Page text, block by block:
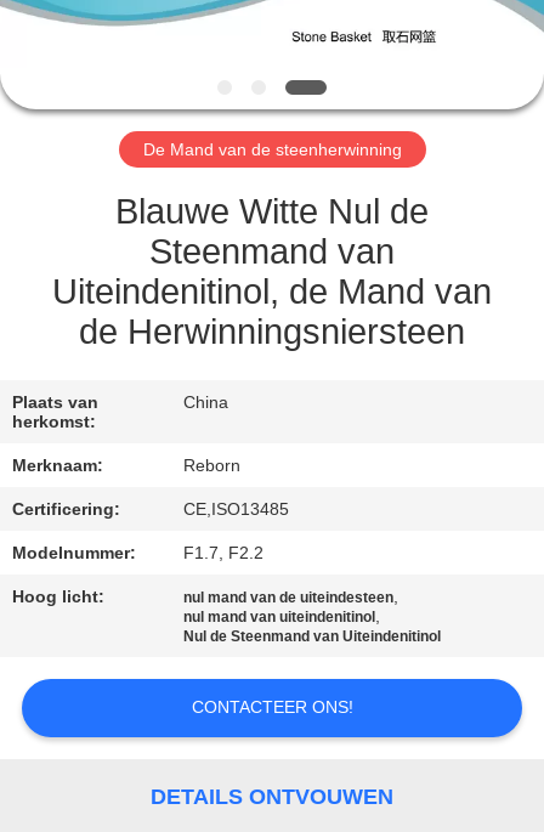
VERZOEK
SITEMAP
PRIVACY
POLICY
De Mand van de steenherwinning
Blauwe Witte Nul de
Steenmand van
Uiteindenitinol, de Mand van
de Herwinningsniersteen
Plaats van
herkomst:
China
Merknaam: Reborn
Certificering: CE,ISO13485
Modelnummer: F1.7, F2.2
Hoog licht: nul mand van de uiteindesteen,
nul mand van uiteindenitinol ,
Nul de Steenmand van Uiteindenitinol
CONTACTEER ONS!
DETAILS ONTVOUWEN